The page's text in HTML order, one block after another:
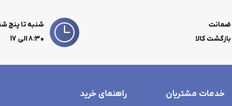
ضمانت
بازگشت کالا
شنبه تا پنج
۸:۳۰ الی 17
خدمات مشتریان راهنمای خرید